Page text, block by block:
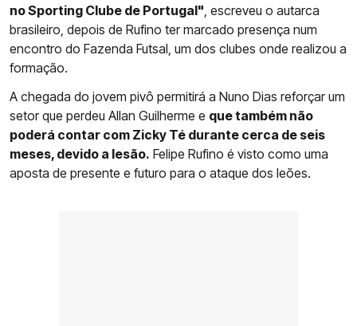
no Sporting Clube de Portugal" , escreveu o autarca
brasileiro, depois de Rufino ter marcado presença num
encontro do Fazenda Futsal, um dos clubes onde realizou a
formação.
A chegada do jovem pivô permitirá a Nuno Dias reforçar um
setor que perdeu Allan Guilherme e que também não
poderá contar com Zicky Té durante cerca de seis
meses, devido a lesão. Felipe Rufino é visto como uma
aposta de presente e futuro para o ataque dos leões.